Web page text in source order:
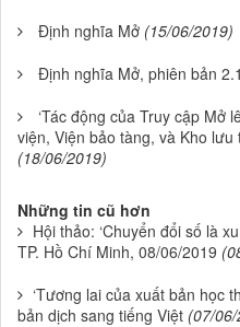
Định nghĩa Mở (15/06/2019)
Định nghĩa Mở, phiên bản 2.1
‘Tác động của Truy cập Mở
viện, Viện bảo tàng, và Kho lưu
(18/06/2019)
Những tin cũ hơn
Hội thảo: ‘Chuyển đổi số là
TP. Hồ Chí Minh, 08/06/2019
‘Tương lai của xuất bản học
bản dịch sang tiếng Việt (07/